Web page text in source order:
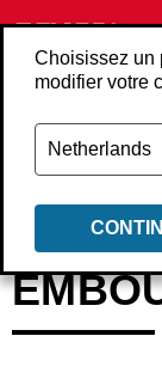
Choisissez un
modifier votre
Retour Produits